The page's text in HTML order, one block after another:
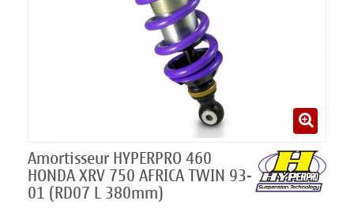
Amortisseur HYPERPRO 460
HONDA XRV 750 AFRICA TWIN 93-
01 (RD07 L 380mm)